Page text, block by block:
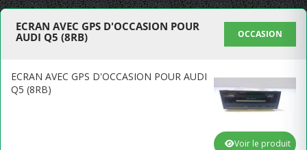
ECRAN AVEC GPS D'OCCASION POUR
AUDI Q5 (8RB)
OCCASION
ECRAN AVEC GPS D'OCCASION POUR AUDI
Q5 (8RB)
Voir le produit